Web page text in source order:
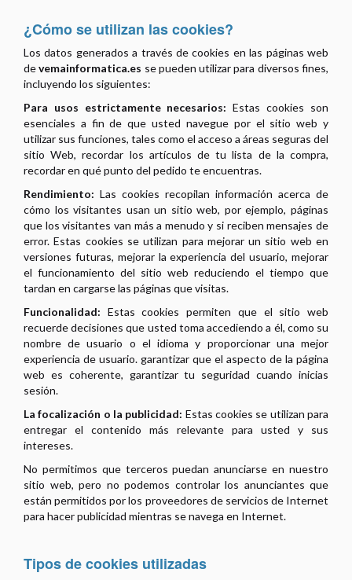
¿Cómo se utilizan las cookies?
Los datos generados a través de cookies en las páginas web
devemainformatica.es se pueden utilizar para diversos fines,
incluyendo los siguientes:
Para usos estrictamente necesarios: Estas cookies son
esenciales a fin de que usted navegue por el sitio web y
utilizar sus funciones, tales como el acceso a áreas seguras del
sitio Web, recordar los artículos de tu lista de la compra,
recordar en qué punto del pedido te encuentras.
Rendimiento: Las cookies recopilan información acerca de
cómo los visitantes usan un sitio web, por ejemplo, páginas
que los visitantes van más a menudo y si reciben mensajes de
error. Estas cookies se utilizan para mejorar un sitio web en
versiones futuras, mejorar la experiencia del usuario, mejorar
el funcionamiento del sitio web reduciendo el tiempo que
tardan en cargarse las páginas que visitas.
Funcionalidad: Estas cookies permiten que el sitio web
recuerde decisiones que usted toma accediendo a él, como su
nombre de usuario o el idioma y proporcionar una mejor
experiencia de usuario. garantizar que el aspecto de la página
web es coherente, garantizar tu seguridad cuando inicias
sesión.
La focalización o la publicidad: Estas cookies se utilizan para
entregar el contenido más relevante para usted y sus
intereses.
No permitimos que terceros puedan anunciarse en nuestro
sitio web, pero no podemos controlar los anunciantes que
están permitidos por los proveedores de servicios de Internet
para hacer publicidad mientras se navega en Internet.
Tipos de cookies utilizadas